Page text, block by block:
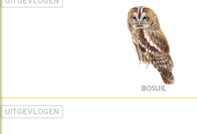
BOSUIL
UITGEVLOGEN